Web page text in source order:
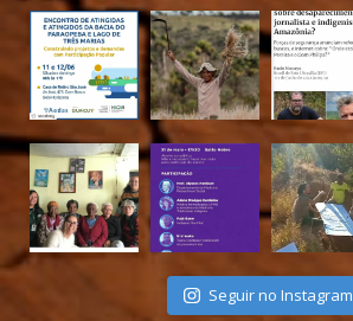
Seguir no Instagram